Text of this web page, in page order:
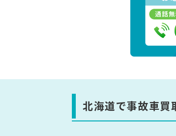
北海道で事故車買